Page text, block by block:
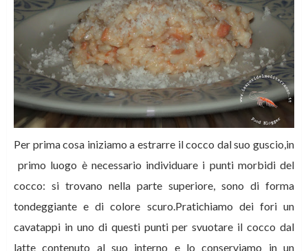
Per prima cosa iniziamo a estrarre il cocco dal suo guscio,in
primo luogo è necessario individuare i punti morbidi del
cocco: si trovano nella parte superiore, sono di forma
tondeggiante e di colore scuro.Pratichiamo dei fori un
cavatappi in uno di questi punti per svuotare il cocco dal
latte contenuto al suo interno e lo conserviamo in un